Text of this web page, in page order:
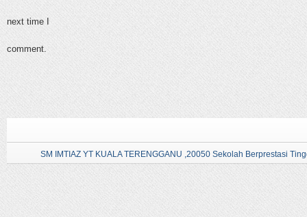
next time I
comment.
SM IMTIAZ YT KUALA TERENGGANU ,20050 Sekolah Berprestasi